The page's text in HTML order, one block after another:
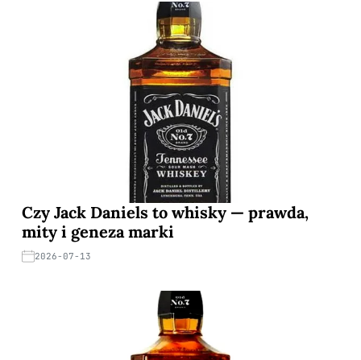
Czy Jack Daniels to whisky — prawda,
mity i geneza marki
2026-07-13